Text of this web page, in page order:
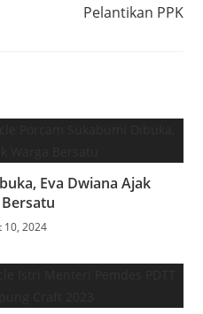
Pelantikan PPK
Eva Dwiana Ajak
10, 2024